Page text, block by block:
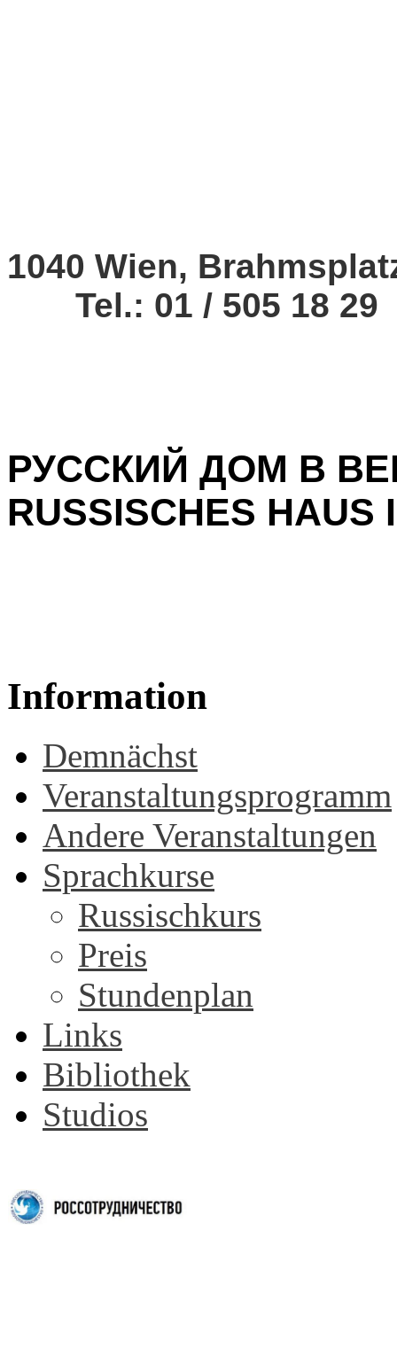
1040 Wien,
Tel.: 01 / 505 18 29
РУССКИЙ ДОМ В
RUSSISCHES HAUS
Information
Demnächst
Veranstaltungsprogramm
Andere Veranstaltungen
Sprachkurse
Russischkurs
Preis
Stundenplan
Links
Bibliothek
Studios